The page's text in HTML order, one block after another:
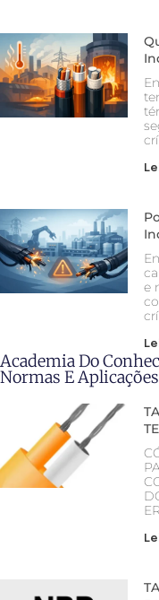
e
Academia Do
Normas E Aplicações